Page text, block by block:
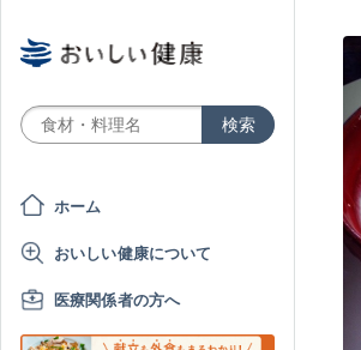
ホーム
おいしい健康について
医療関係者の方へ